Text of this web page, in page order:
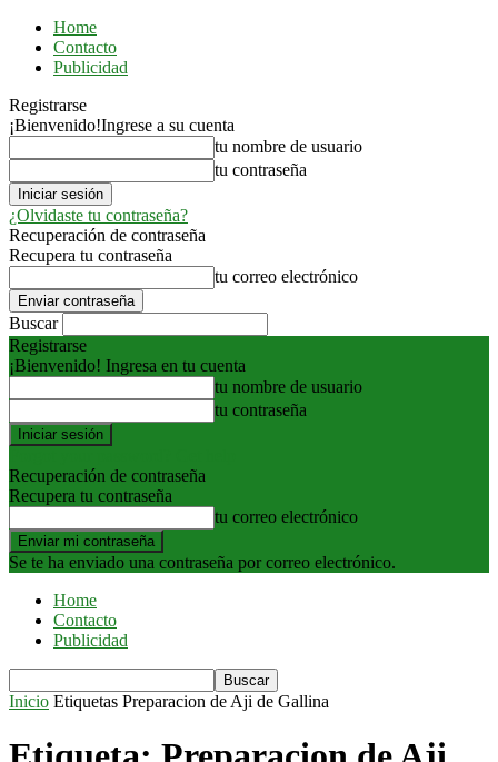
Home
Contacto
Publicidad
Registrarse
¡Bienvenido!Ingrese a su cuenta
tu nombre de usuario
tu contraseña
¿Olvidaste tu contraseña?
Recuperación de contraseña
Recupera tu contraseña
tu correo electrónico
Buscar
Registrarse
¡Bienvenido! Ingresa en tu cuenta
tu nombre de usuario
tu contraseña
Recuperación de contraseña
Recupera tu contraseña
tu correo electrónico
Se te ha enviado una contraseña por correo electrónico.
Home
Contacto
Publicidad
Inicio Etiquetas Preparacion de Aji de Gallina